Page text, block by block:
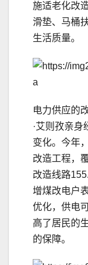
施适老化改
滑垫、马桶
生活质量。
电力供应的
·艾则孜亲
变化。今年
改造工程，
改造线路
增煤改电户
优化，供电
高了居民的
的保障。